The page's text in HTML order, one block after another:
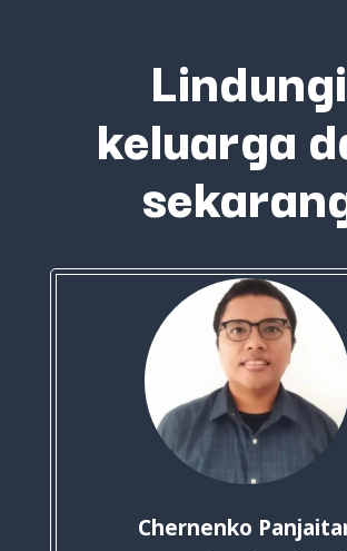
Lindungi
keluarga
Chernenko